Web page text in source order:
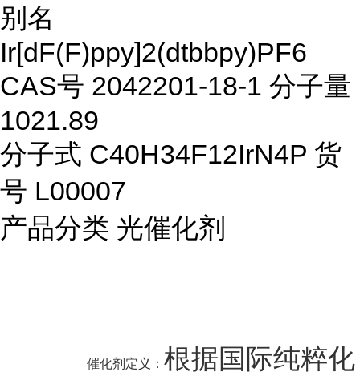
别名
Ir[dF(F)ppy]2(dtbbpy)PF6
CAS号 2042201-18-1 分子量
1021.89
分子式 C40H34F12IrN4P 货
号 L00007
产品分类 光催化剂
催化剂定义： 根据国际纯粹化